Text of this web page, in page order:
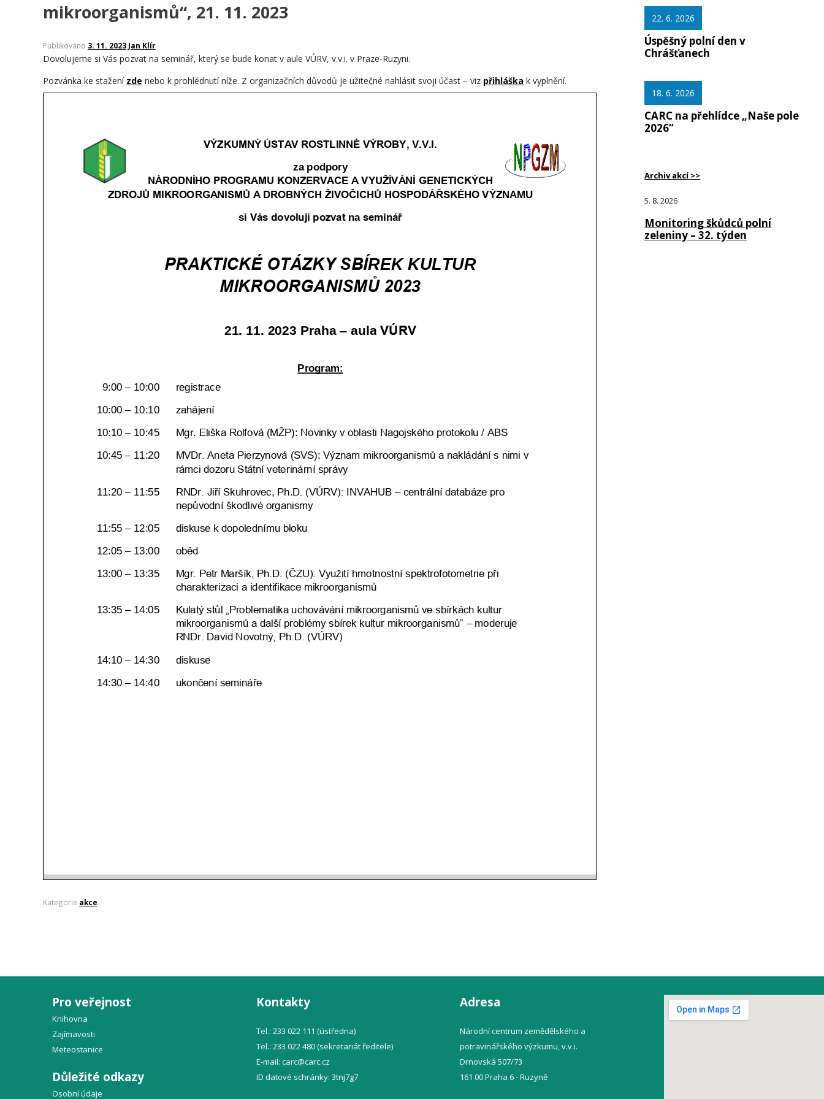
mikroorganismů“, 21. 11. 2023
Publikováno 3. 11. 2023 Jan Klír
Dovolujeme si Vás pozvat na seminář, který se bude konat v aule VÚRV, v.v.i. v Praze-Ruzyni.
Pozvánka ke stažení zde nebo k prohlédnutí níže. Z organizačních důvodů je užitečné nahlásit svoji účast – viz přihláška k vyplnění.
Kategorie akce.
22. 6. 2026
Úspěšný polní den v
Chrášťanech
18. 6. 2026
CARC na přehlídce „Naše pole
2026“
Archiv akcí >>
5. 8. 2026
Monitoring škůdců polní
zeleniny – 32. týden
Pro veřejnost
Knihovna
Zajímavosti
Meteostanice
Důležité odkazy
Osobní údaje
Kontakty
Tel.: 233 022 111 (ústředna)
Tel.: 233 022 480 (sekretariát ředitele)
E-mail: carc@carc.cz
ID datové schránky: 3tnj7g7
Adresa
Národní centrum zemědělského a
potravinářského výzkumu, v.v.i.
Drnovská 507/73
161 00 Praha 6 - Ruzyně